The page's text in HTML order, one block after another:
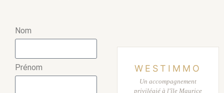
Nom
Prénom WESTIMMO
Un accompagnement
privilégié à l'île Maurice